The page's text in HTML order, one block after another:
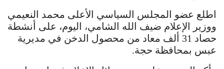
اطلع عضو المجلس السياسي الأعلى محمد النعيمي
ووزير الإعلام ضيف الله الشامي، اليوم، على أنشطة
حصاد 31 ألف معاد من محصول الدخن في مديرية
عبس بمحافظة حجة.